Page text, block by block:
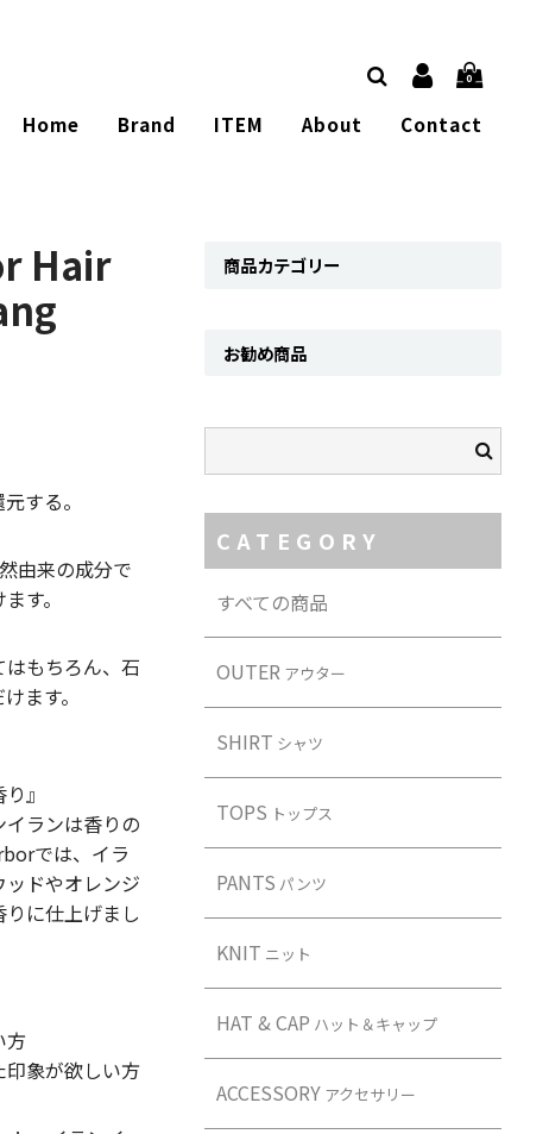
0
Home Brand ITEM About Contact
Hair
する。
由来の成分で
す。
もちろん、石
ます。
』
イランは香りの
では、イラ
ドやオレンジ
に仕上げまし
方
象が欲しい方
商品カテゴリー
お勧め商品
CATEGORY
すべての商品
OUTERアウター
SHIRT シャツ
TOPS トップス
PANTS パンツ
KNIT ニット
HAT & CAP ハット＆キャップ
ACCESSORYアクセサリー